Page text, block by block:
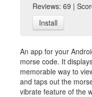
Reviews: 69 |
Install
An app for your
morse code. It
memorable way to
and taps out the
vibrate feature of the